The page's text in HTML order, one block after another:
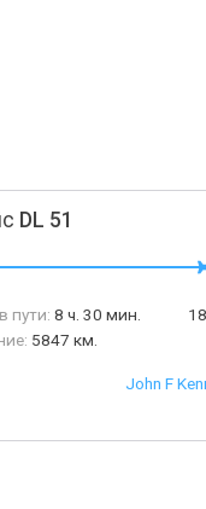
DL 51
пути: 8 ч. 30 мин.
5847 км.
John F